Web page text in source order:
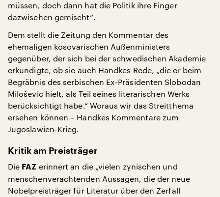
müssen, doch dann hat die Politik ihre Finger
dazwischen gemischt“.
Dem stellt die Zeitung den Kommentar des
ehemaligen kosovarischen Außenministers
gegenüber, der sich bei der schwedischen Akademie
erkundigte, ob sie auch Handkes Rede, „die er beim
Begräbnis des serbischen Ex-Präsidenten Slobodan
Miloševic hielt, als Teil seines literarischen Werks
berücksichtigt habe.“ Woraus wir das Streitthema
ersehen können – Handkes Kommentare zum
Jugoslawien-Krieg.
Kritik am Preisträger
Die FAZ erinnert an die „vielen zynischen und
menschenverachtenden Aussagen, die der neue
Nobelpreisträger für Literatur über den Zerfall